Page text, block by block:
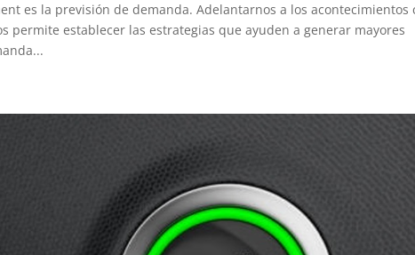
es la previsión de demanda. Adelantarnos a los acontecimientos
permite establecer las estrategias que ayuden a generar mayores